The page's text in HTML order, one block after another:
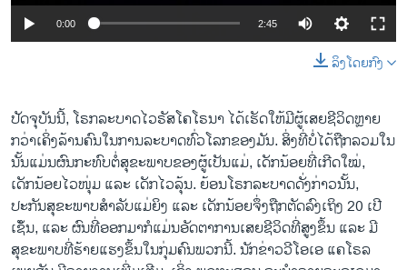
ພາສາອັງກິດ
ວີດີໂອ
ລາຍການກະຈາຍສຽງ
ລາຍງານ
ຕິດຕາມພວກເຮົາ ທີ່
ພາສາຕ່າງໆ
0:00 2:45
ລິງໂດຍກົງ
ປັດຈຸບັນນີ້, ໂຣກລະບາດໄວຣັສໂຄໂຣນາ ໄດ້ເຮັດໃຫ້ມີຜູ້ເສຍຊີວິດຫຼາຍ
ກວ່າເຄິ່ງລ້ານຄົນໃນການລະບາດທົ່ວໂລກຂອງມັນ. ສິ່ງທີ່ບໍ່ໄດ້ຖືກລວມໃນ
ນັ້ນແມ່ນຜົນກະທົບຕໍ່ສຸຂະພາບຂອງຜູ້ເປັນແມ່, ເດັກນ້ອຍທີ່ເກີດໃໝ່,
ເດັກນ້ອຍໄວໜຸ່ມ ແລະ ເດັກໄວລຸ້ນ. ຍ້ອນໂຣກລະບາດດັ່ງກ່າວນັ້ນ,
ປະກັນສຸຂະພາບສຳລັບແມ່ຍິງ ແລະ ເດັກນ້ອຍຈຶ່ງຖືກຕັດລົງເຖິງ 20 ເປີ
ເຊໍັນ, ແລະ ຜົນທີ່ອອກມາກໍແມ່ນອັດຕາການເສຍຊີວິດທີ່ສູງຂຶ້ນ ແລະ ມີ
ສຸຂະພາບທີ່ຮ້າຍແຮງຂຶ້ນໃນກຸ່ມຄົນພວກນີ້. ນັກຂ່າວວີໂອເອ ແຄໂຣລ